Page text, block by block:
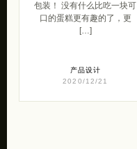
包装！ 没有什么比吃一块可
口的蛋糕更有趣的了，更
[…]
产品设计
2020/12/21